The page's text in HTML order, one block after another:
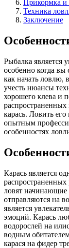
Прикормка
Техника
Заключение
Рыбалка является
особенно когда вы
как начать ловлю,
учесть нюансы
хорошего клева и
карась. Ловить
опытным
особенностях
Карась является
ловят
отправляются на
является
эмоций. Карась
водорослей на
водным
карася на фидер